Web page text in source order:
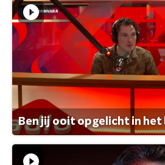
Ben jij ooit opgelicht in het